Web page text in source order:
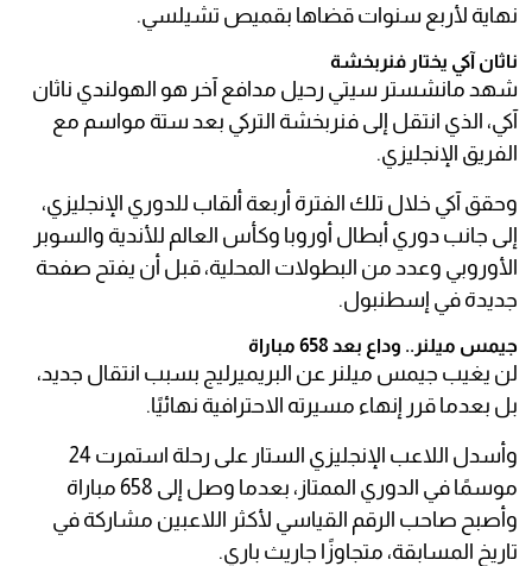
نهاية لأربع سنوات قضاها بقميص تشيلسي.
ناثان آكي يختار فنربخشة
شهد مانشستر سيتي رحيل مدافع آخر هو الهولندي ناثان
آكي، الذي انتقل إلى فنربخشة التركي بعد ستة مواسم مع
الفريق الإنجليزي.
وحقق آكي خلال تلك الفترة أربعة ألقاب للدوري الإنجليزي،
إلى جانب دوري أبطال أوروبا وكأس العالم للأندية والسوبر
الأوروبي وعدد من البطولات المحلية، قبل أن يفتح صفحة
جديدة في إسطنبول.
جيمس ميلنر.. وداع بعد 658 مباراة
لن يغيب جيمس ميلنر عن البريميرليج بسبب انتقال جديد،
بل بعدما قرر إنهاء مسيرته الاحترافية نهائيًا.
وأسدل اللاعب الإنجليزي الستار على رحلة استمرت 24
موسمًا في الدوري الممتاز، بعدما وصل إلى 658 مباراة
وأصبح صاحب الرقم القياسي لأكثر اللاعبين مشاركة في
تاريخ المسابقة، متجاوزًا جاريث باري.